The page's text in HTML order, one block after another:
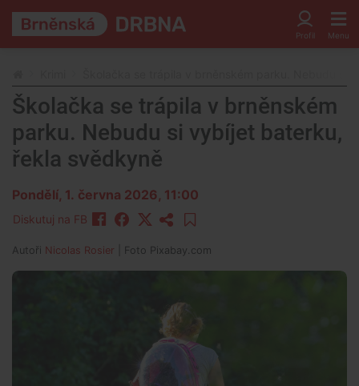
Školačka se trápila v brněnském
parku. Nebudu si vybíjet baterku,
řekla svědkyně
Pondělí, 1. června 2026, 11:00
Diskutuj na FB
Autoři Nicolas Rosier | Foto Pixabay.com